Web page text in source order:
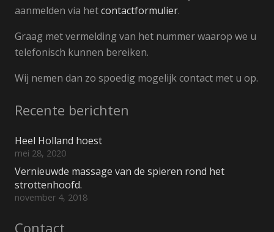
aanmelden via hetcontactformulier.
Graag met vermelding van het nummer waarop we u
telefonisch kunnen bereiken.
Wij nemen dan zo spoedig mogelijk contact met u op.
Recente berichten
Heel Holland hoest
mei 28, 2020
Vernieuwde massage van de spieren rond het
strottenhoofd.
november 4, 2018
Contact